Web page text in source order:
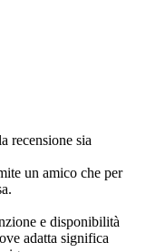
recensione sia
un amico che per
e disponibilità
adatta significa